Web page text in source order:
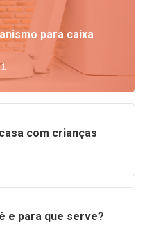
para caixa
com crianças
e para que serve?